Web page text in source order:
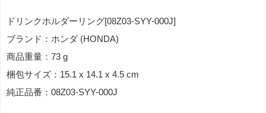
ドリンクホルダーリング[08Z03-SYY-000J]
ブランド：ホンダ (HONDA)
商品重量：73 g
梱包サイズ：15.1 x 14.1 x 4.5 cm
純正品番：08Z03-SYY-000J